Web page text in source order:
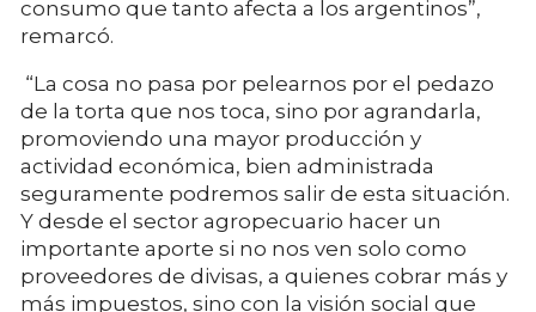
consumo que tanto afecta a los argentinos”,
remarcó.
“La cosa no pasa por pelearnos por el pedazo
de la torta que nos toca, sino por agrandarla,
promoviendo una mayor producción y
actividad económica, bien administrada
seguramente podremos salir de esta situación.
Y desde el sector agropecuario hacer un
importante aporte si no nos ven solo como
proveedores de divisas, a quienes cobrar más y
más impuestos, sino con la visión social que